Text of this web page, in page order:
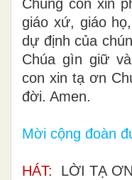
Chúng con xin
giáo xứ, giáo họ,
dự định của
Chúa gìn giữ
con xin tạ ơn
đời. Amen.
Mời cộng đoàn
HÁT: LỜI TẠ ƠN